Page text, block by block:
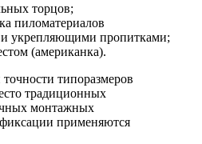
торцов;
пиломатериалов
укрепляющими пропитками;
(американка).
типоразмеров
традиционных
монтажных
применяются